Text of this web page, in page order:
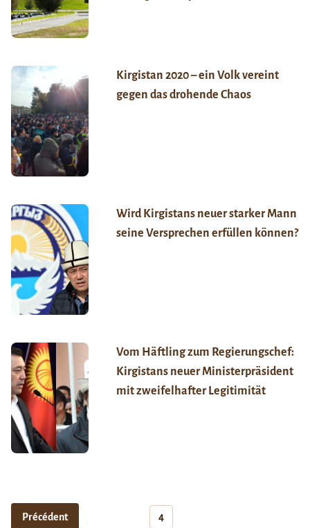
Kirgistan 2020 – ein Volk vereint
gegen das drohende Chaos
Wird Kirgistans neuer starker Mann
seine Versprechen erfüllen können?
Vom Häftling zum Regierungschef:
Kirgistans neuer Ministerpräsident
mit zweifelhafter Legitimität
Précédent 4